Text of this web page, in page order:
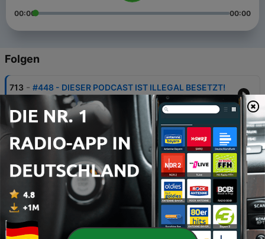
00:00 00:00
Folgen
713 - #448 - DIESER PODCAST IST ILLEGAL BESETZT!
04 Aug. 2026
712 - #447 - LEG DEN SCHWURBEL LACK WEG!
28 Jul. 2026
711 - #446 - Die Anstalt und Danger Dan
21 Jul. 2026
710 - #445 - CHINA, DIE PROPAGANDA SCHREIBT SICH
SELBST
14 Jul. 2026